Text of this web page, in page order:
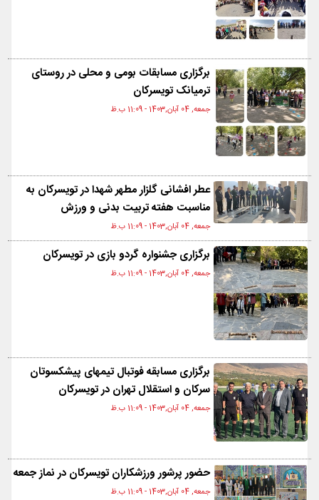
برگزاری مسابقات بومی و محلی در روستای
ترمیانک تویسرکان
جمعه, 04 آبان,1403 - 11:09 ب.ظ
عطر افشانی گلزار مطهر شهدا در تویسرکان به
مناسبت هفته تربیت بدنی و ورزش
جمعه, 04 آبان,1403 - 11:09 ب.ظ
برگزاری جشنواره گردو بازی در تویسرکان
جمعه, 04 آبان,1403 - 11:09 ب.ظ
برگزاری مسابقه فوتبال تیمهای پیشکسوتان
سرکان و استقلال تهران در تویسرکان
جمعه, 04 آبان,1403 - 11:09 ب.ظ
حضور پرشور ورزشکاران تویسرکان در نماز جمعه
جمعه, 04 آبان,1403 - 11:09 ب.ظ